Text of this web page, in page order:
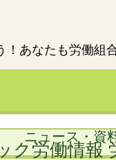
あなたも労働組
ニュース・資
ク労働情報